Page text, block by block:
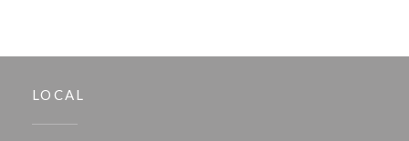
LOCAL